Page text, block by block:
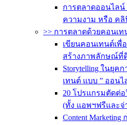
การตลาดออนไล
ความงาม หรือ คลิ
>> การตลาดด้วยคอนเท
เขียนคอนเทนต์เพื่
สร้างภาพลักษณ์ที่
Storytelling ในยุค
เทนต์ แบบ ” ออน
20 โปรแกรมตัดต่
(ทั้ง แอพฯฟรีและจ่
Content